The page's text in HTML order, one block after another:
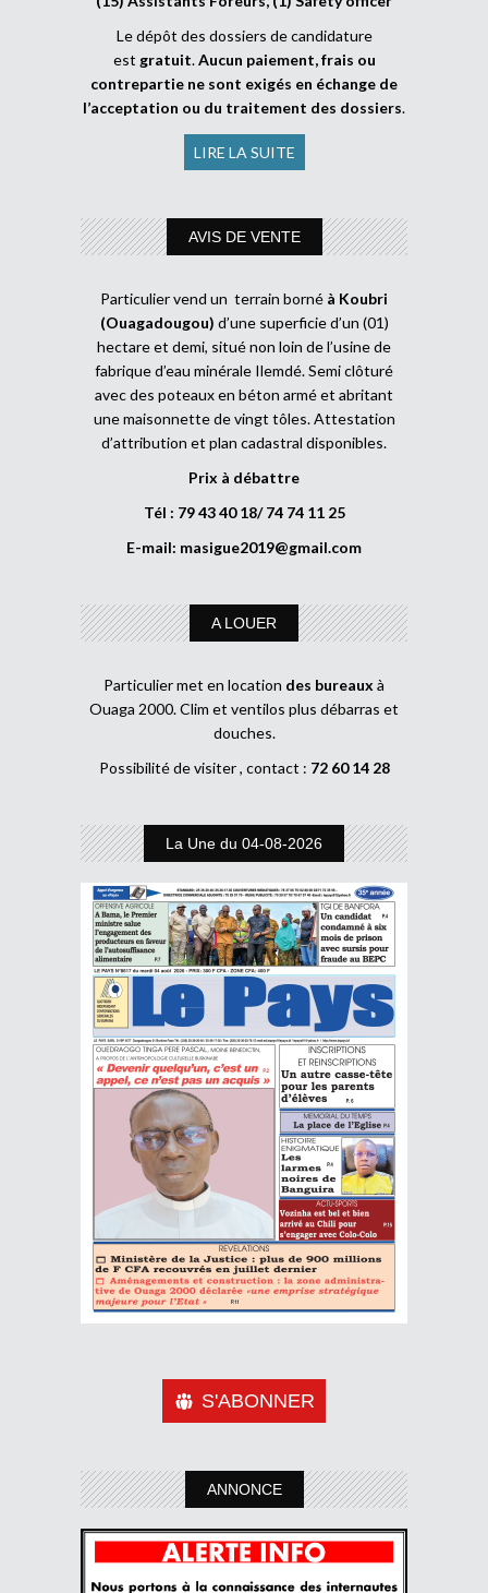
Le dépôt des dossiers de candidature
est gratuit.Aucun paiement, frais ou
contrepartie ne sont exigés en échange de
l’acceptation ou du traitement des dossiers.
LIRE LA SUITE
AVIS DE VENTE
Particulier vend un terrain borné à Koubri
(Ouagadougou) d’une superficie d’un (01)
hectare et demi, situé non loin de l’usine de
fabrique d’eau minérale Ilemdé. Semi clôturé
avec des poteaux en béton armé et abritant
une maisonnette de vingt tôles. Attestation
d’attribution et plan cadastral disponibles.
Prix à débattre
Tél : 79 43 40 18/ 74 74 11 25
E-mail: masigue2019@gmail.com
A LOUER
Particulier met en location des bureaux à
Ouaga 2000. Clim et ventilos plus débarras et
douches.
Possibilité de visiter , contact : 72 60 14 28
La Une du 04-08-2026
S'ABONNER
ANNONCE